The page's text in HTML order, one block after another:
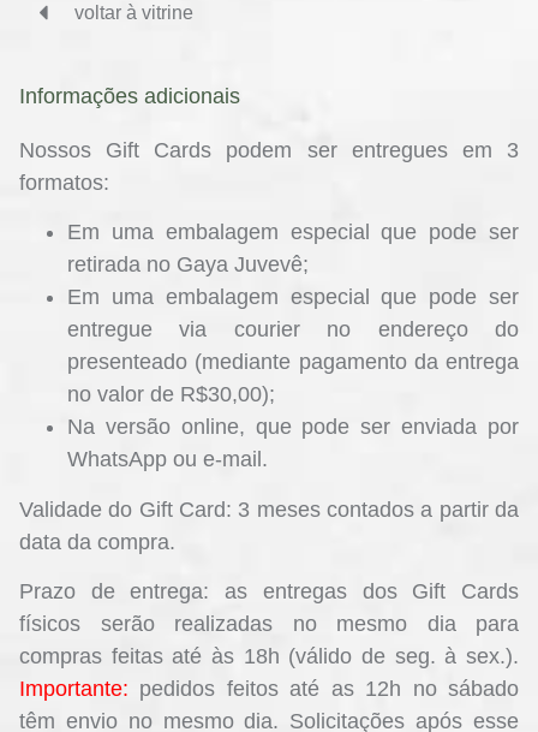
voltar à vitrine
Informações adicionais
Nossos Gift Cards podem ser entregues em 3
formatos:
Em uma embalagem especial que pode ser
retirada no Gaya Juvevê;
Em uma embalagem especial que pode ser
entregue via courier no endereço do
presenteado (mediante pagamento da entrega
no valor de R$30,00);
Na versão online, que pode ser enviada por
WhatsApp ou e-mail.
Validade do Gift Card: 3 meses contados a partir da
data da compra.
Prazo de entrega: as entregas dos Gift Cards
físicos serão realizadas no mesmo dia para
compras feitas até às 18h (válido de seg. à sex.).
Importante: pedidos feitos até as 12h no sábado
têm envio no mesmo dia. Solicitações após esse